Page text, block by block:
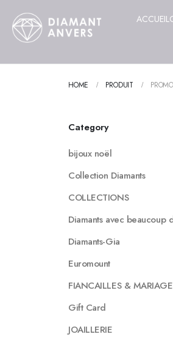
ACCUEIL
HOME PRODUIT PROMO
Category
bijoux noël
Collection Diamants
COLLECTIONS
Diamants avec beaucoup
Diamants-Gia
Euromount
FIANCAILLES & MARIAGE
Gift Card
JOAILLERIE